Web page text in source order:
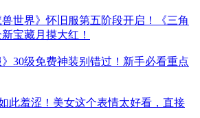
世界》怀旧服第五阶段开启！《三角
宝藏月摸大红！
》30级免费神装别错过！新手必看重点
此羞涩！美女这个表情太好看，直接